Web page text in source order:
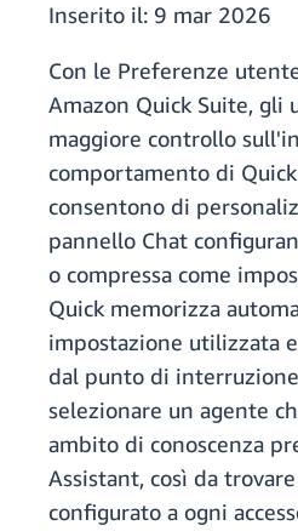
Inserito il: 9 mar 2026
Con le Preferenze
Amazon Quick Suite,
maggiore controllo
comportamento di
consentono di
pannello Chat
o compressa come
Quick memorizza
impostazione utilizzata
dal punto di
selezionare un agente
ambito di conoscenza
Assistant, così da
configurato a ogni